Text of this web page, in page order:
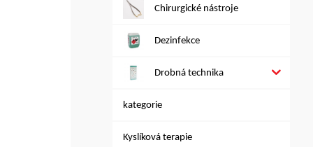
Chirurgické nástroje
Dezinfekce
Drobná technika
kategorie
Kyslíková terapie